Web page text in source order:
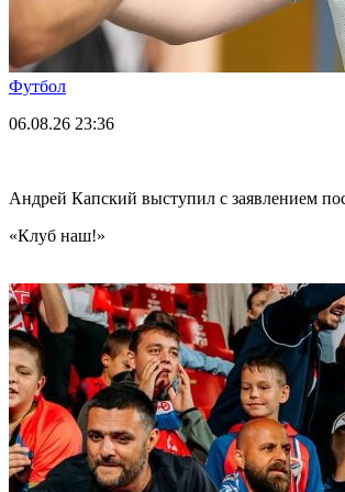
Футбол
06.08.26 23:36
Андрей Капский выступил с заявлением
«Клуб наш!»